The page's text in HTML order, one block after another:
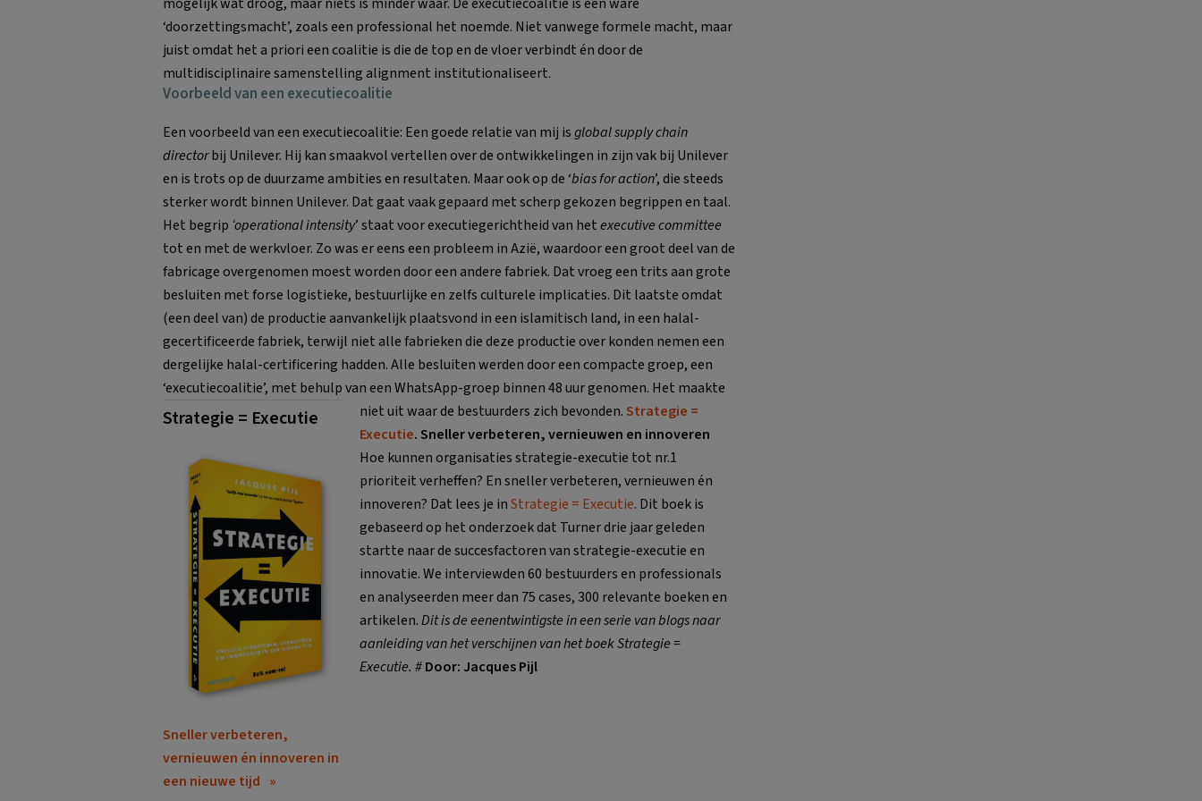
‘doorzettingsmacht’, zoals een professional het noemde. Niet vanwege formele macht, maar
juist omdat het a priori een coalitie is die de top en de vloer verbindt én door de
multidisciplinaire samenstelling alignment institutionaliseert.
Voorbeeld van een executiecoalitie
Een voorbeeld van een executiecoalitie: Een goede relatie van mij isglobal supply chain
directorbij Unilever. Hij kan smaakvol vertellen over de ontwikkelingen in zijn vak bij Unilever
en is trots op de duurzame ambities en resultaten. Maar ook op de ‘bias for action’, die steeds
sterker wordt binnen Unilever. Dat gaat vaak gepaard met scherp gekozen begrippen en taal.
Het begrip ‘operational intensity’ staat voor executiegerichtheid van hetexecutive committee
tot en met de werkvloer. Zo was er eens een probleem in Azië, waardoor een groot deel van de
fabricage overgenomen moest worden door een andere fabriek. Dat vroeg een trits aan grote
besluiten met forse logistieke, bestuurlijke en zelfs culturele implicaties. Dit laatste omdat
(een deel van) de productie aanvankelijk plaatsvond in een islamitisch land, in een halal-
gecertificeerde fabriek, terwijl niet alle fabrieken die deze productie over konden nemen een
dergelijke halal-certificering hadden. Alle besluiten werden door een compacte groep, een
‘executiecoalitie’, met behulp van een WhatsApp-groep binnen 48 uur genomen. Het maakte
niet uit waar de bestuurders zich bevonden.
Strategie = Executie
Sneller verbeteren,
vernieuwen én innoveren in
een nieuwe tijd
Strategie =
Executie. Sneller verbeteren, vernieuwen en innoveren
Hoe kunnen organisaties strategie-executie tot nr.1
prioriteit verheffen? En sneller verbeteren, vernieuwen én
innoveren? Dat lees je inStrategie = Executie. Dit boek is
gebaseerd op het onderzoek dat Turner drie jaar geleden
startte naar de succesfactoren van strategie-executie en
innovatie. We interviewden 60 bestuurders en professionals
en analyseerden meer dan 75 cases, 300 relevante boeken en
artikelen.Dit is de eenentwintigste in een serie van blogs naar
aanleiding van het verschijnen van het boek Strategie =
Executie. #Door: Jacques Pijl